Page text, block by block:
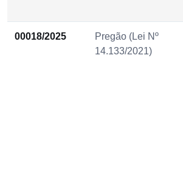
00018/2025
Pregão (Lei Nº
14.133/2021)